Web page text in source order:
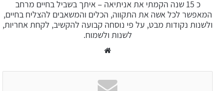
כ 15 שנה הקמתי את אניתיאה – איתך בשביל בחיים מרחב
המאפשר לכל אשה את התקווה, הכלים והמשאבים להצליח בחיים,
ולשנות נקודות מבט, על פי נוסחה קבועה להקשיב, לקחת אחריות,
לשנות ולשמוח.